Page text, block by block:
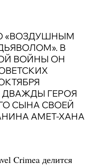
«ВОЗДУШНЫМ
В
ВОЙНЫ ОН
ДВАЖДЫ ГЕРОЯ
СЫНА СВОЕЙ
АМЕТ-ХАНА
Crimea делится